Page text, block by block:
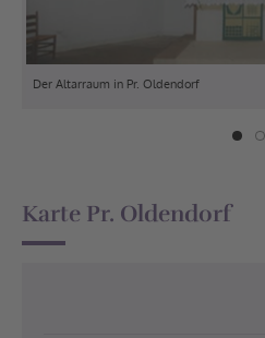
Der Altarraum in Pr. Oldendorf
Karte Pr. Oldendorf